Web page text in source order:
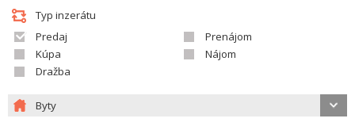
Typ inzerátu
Predaj
Prenájom
Kúpa
Nájom
Dražba
Byty